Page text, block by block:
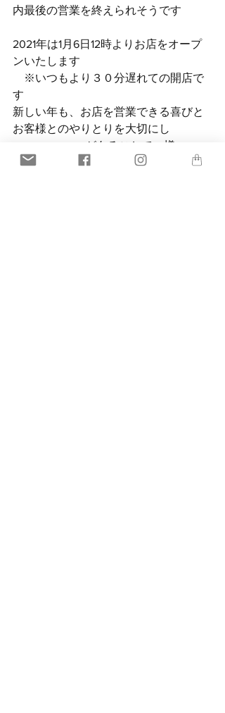
内最後の営業を終えられそうです
2021年は1月6日12時よりお店をオープ
ンいたします
※いつもより３０分遅れての開店で
す
新しい年も、お店を営業できる喜びと
お客様とのやりとりを大切にし
coromo-cya-yaがあることで、様々
な”環”が広がっていくといいなと思って